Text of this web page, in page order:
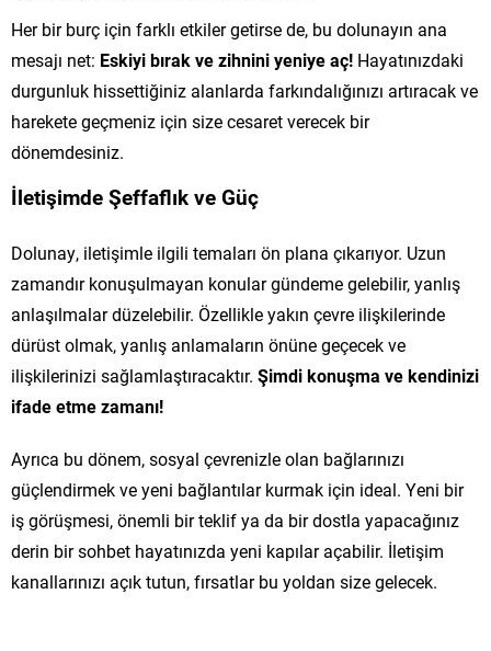
Her bir burç için farklı etkiler getirse de, bu dolunayın ana
mesajı net: Eskiyi bırak ve zihnini yeniye aç! Hayatınızdaki
durgunluk hissettiğiniz alanlarda farkındalığınızı artıracak ve
harekete geçmeniz için size cesaret verecek bir
dönemdesiniz.
İletişimde Şeffaflık ve Güç
Dolunay, iletişimle ilgili temaları ön plana çıkarıyor. Uzun
zamandır konuşulmayan konular gündeme gelebilir, yanlış
anlaşılmalar düzelebilir. Özellikle yakın çevre ilişkilerinde
dürüst olmak, yanlış anlamaların önüne geçecek ve
ilişkilerinizi sağlamlaştıracaktır. Şimdi konuşma ve kendinizi
ifade etme zamanı!
Ayrıca bu dönem, sosyal çevrenizle olan bağlarınızı
güçlendirmek ve yeni bağlantılar kurmak için ideal. Yeni bir
iş görüşmesi, önemli bir teklif ya da bir dostla yapacağınız
derin bir sohbet hayatınızda yeni kapılar açabilir. İletişim
kanallarınızı açık tutun, fırsatlar bu yoldan size gelecek.